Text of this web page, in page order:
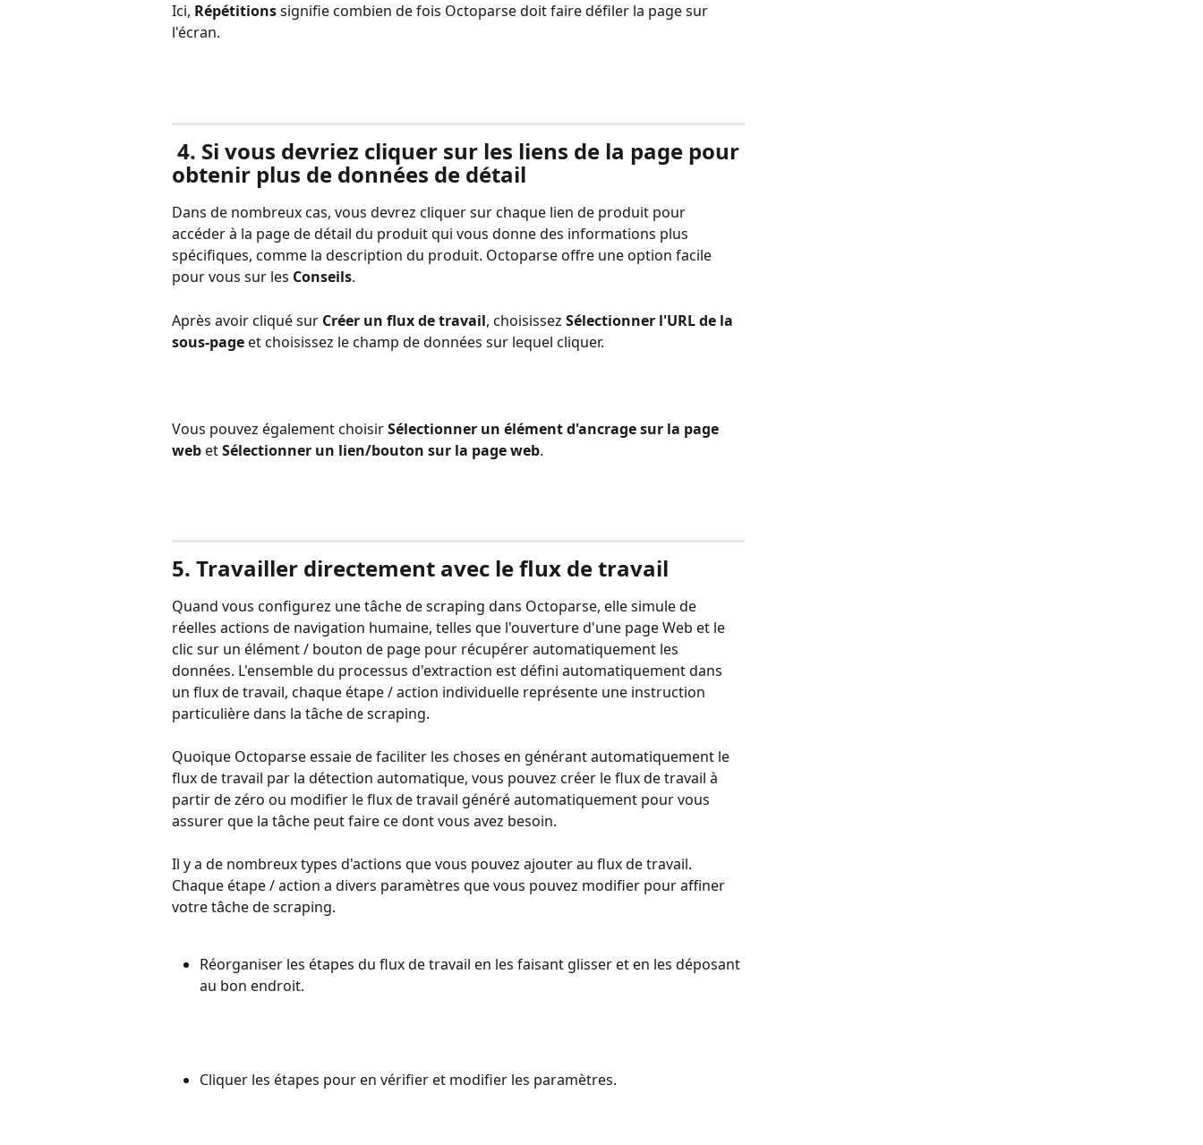
Ici, Répétitions signifie combien de fois Octoparse doit faire défiler la page sur
l'écran.
obtenir plus de données de détail
Dans de nombreux cas, vous devrez cliquer sur chaque lien de produit pour
accéder à la page de détail du produit qui vous donne des informations plus
spécifiques, comme la description du produit. Octoparse offre une option facile
pour vous sur les Conseils.
Après avoir cliqué sur Créer un flux de travail, choisissez Sélectionner l'URL de la
sous-page et choisissez le champ de données sur lequel cliquer.
Vous pouvez également choisir Sélectionner un élément d'ancrage sur la page
web et Sélectionner un lien/bouton sur la page web.
5. Travailler directement avec le flux de travail
Quand vous configurez une tâche de scraping dans Octoparse, elle simule de
réelles actions de navigation humaine, telles que l'ouverture d'une page Web et le
clic sur un élément / bouton de page pour récupérer automatiquement les
données. L'ensemble du processus d'extraction est défini automatiquement dans
un flux de travail, chaque étape / action individuelle représente une instruction
particulière dans la tâche de scraping.
Quoique Octoparse essaie de faciliter les choses en générant automatiquement le
flux de travail par la détection automatique, vous pouvez créer le flux de travail à
partir de zéro ou modifier le flux de travail généré automatiquement pour vous
assurer que la tâche peut faire ce dont vous avez besoin.
Il y a de nombreux types d'actions que vous pouvez ajouter au flux de travail.
Chaque étape / action a divers paramètres que vous pouvez modifier pour affiner
votre tâche de scraping.
Réorganiser les étapes du flux de travail en les faisant glisser et en les déposant
au bon endroit.
Cliquer les étapes pour en vérifier et modifier les paramètres.